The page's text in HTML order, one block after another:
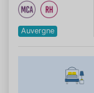
Auvergne